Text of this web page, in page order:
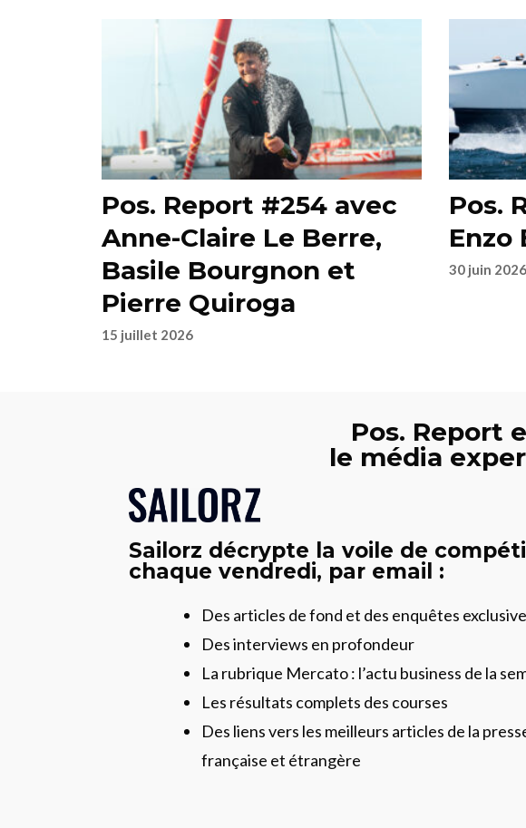
Pos. Report #254 avec
Anne-Claire Le Berre,
Basile Bourgnon et
Pierre Quiroga
15 juillet 2026
Pos.
Enzo
30 juin 2026
Pos. Report
le média
Sailorz décrypte la voile de
chaque vendredi, par email :
Des articles de fond et des enquêtes
Des interviews en profondeur
La rubrique Mercato : l’actu business de la
Les résultats complets des courses
Des liens vers les meilleurs articles de la
française et étrangère